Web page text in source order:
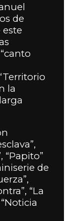
de
la
“Papito”
de
“La